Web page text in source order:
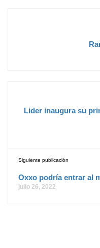
Lider inaugura su
Siguiente publicación
Oxxo podría entrar al
julio 26, 2022